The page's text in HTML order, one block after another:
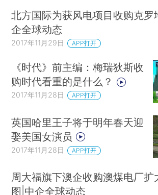
北方国际为获风电项目收购克罗
企全球动态
2017年11月29日 APP打开
《时代》前主编：梅瑞狄斯收
购时代看重的是什么？
2017年11月28日 APP打开
英国哈里王子将于明年春天迎
娶美国女演员
2017年11月28日 APP打开
周大福旗下澳企收购澳煤电厂扩
图|中企全球动态